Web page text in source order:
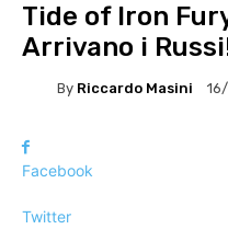
Tide of Iron
Arrivano i
By Riccardo Masini
Facebook
Twitter